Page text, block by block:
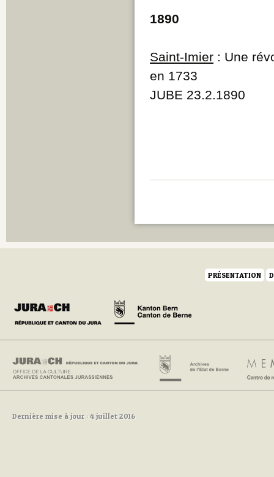
1890
Saint-Imier : Une
en 1733
JUBE 23.2.1890
PRÉSENTATION
Dernière mise à jour : 4 juillet 2016